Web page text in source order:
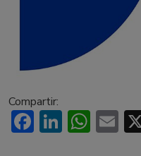
Compartir:
Facebook